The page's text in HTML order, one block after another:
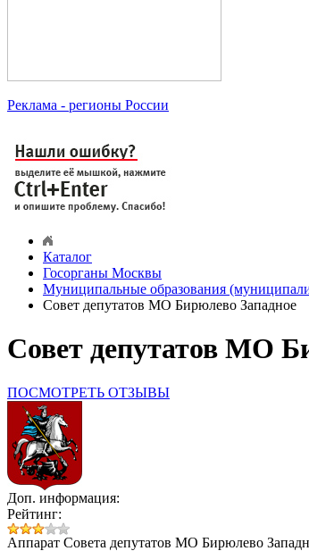
Реклама - регионы России
Каталог
Госорганы Москвы
Муниципальные образования
Совет депутатов МО Бирюлево Западное
Совет депутатов МО
ПОСМОТРЕТЬ ОТЗЫВЫ
Доп. информация:
Рейтинг:
Аппарат Совета депутатов МО Бирюлево